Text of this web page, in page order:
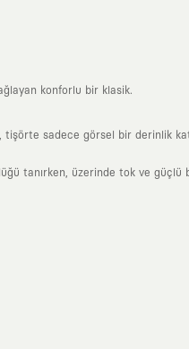
konforlu bir klasik.
tişörte sadece görsel bir derinlik
tanırken, üzerinde tok ve güçlü